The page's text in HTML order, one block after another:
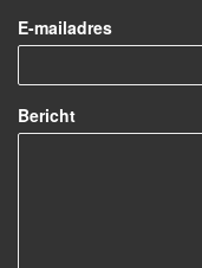
E-mailadres
Bericht